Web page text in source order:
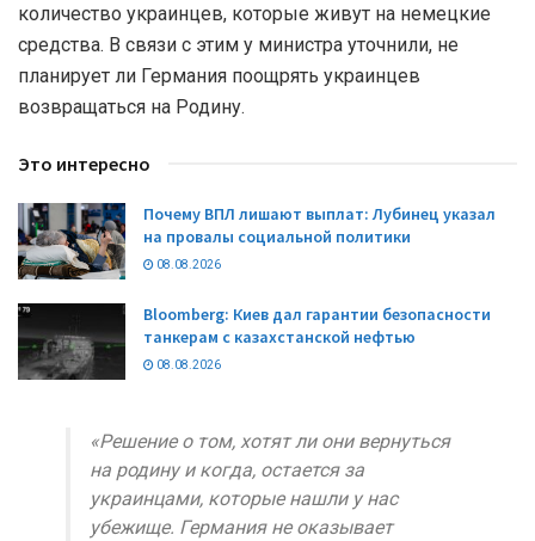
количество украинцев, которые живут на немецкие
средства. В связи с этим у министра уточнили, не
планирует ли Германия поощрять украинцев
возвращаться на Родину.
Это интересно
Почему ВПЛ лишают выплат: Лубинец указал
на провалы социальной политики
08.08.2026
Bloomberg: Киев дал гарантии безопасности
танкерам с казахстанской нефтью
08.08.2026
«Решение о том, хотят ли они вернуться
на родину и когда, остается за
украинцами, которые нашли у нас
убежище. Германия не оказывает